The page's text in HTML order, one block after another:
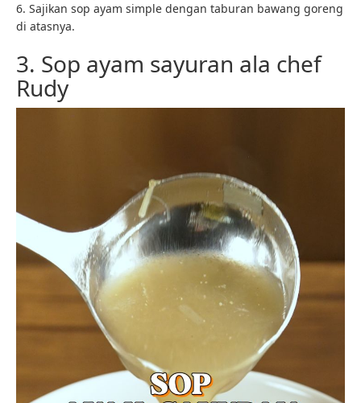
6. Sajikan sop ayam simple dengan taburan bawang goreng
di atasnya.
3. Sop ayam sayuran ala chef
Rudy